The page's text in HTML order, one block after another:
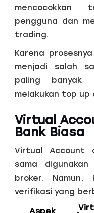
mencocokkan
pengguna dan
trading.
Karena
menjadi salah
paling banyak
melakukan top up
Virtual
Bank Biasa
Virtual Account
sama
broker. Namun,
verifikasi yang